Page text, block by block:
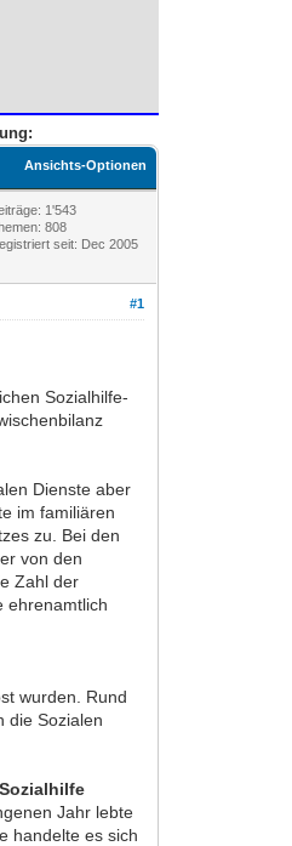
Ansichts-Optionen
1'543
808
seit: Dec 2005
#1
Sozialhilfe-
Dienste aber
im familiären
zu. Bei den
von den
Zahl der
ehrenamtlich
wurden. Rund
die Sozialen
Jahr lebte
handelte es sich